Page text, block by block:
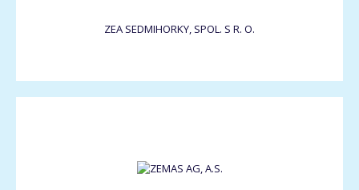
ZEA SEDMIHORKY, SPOL. S R. O.